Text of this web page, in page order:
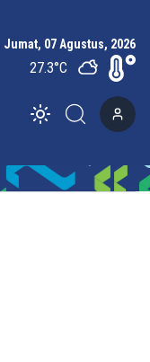
Jumat, 07 Agustus, 2026
27.3°C
Toggle theme